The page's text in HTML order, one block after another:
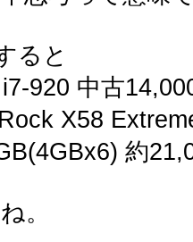
ると
920 中古
X58
約
。